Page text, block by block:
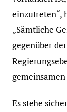
einzutreten“,
„Sämtliche
gegenüber
Es stehe